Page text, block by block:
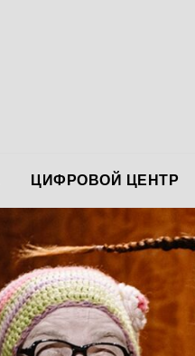
ЦИФРОВОЙ ЦЕНТР